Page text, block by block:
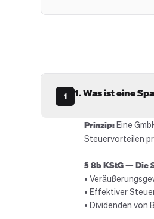
1 1. Was ist eine
Prinzip:Eine
Steuervorteilen
§ 8b KStG — Die
•
• Effektiver
• Dividenden von